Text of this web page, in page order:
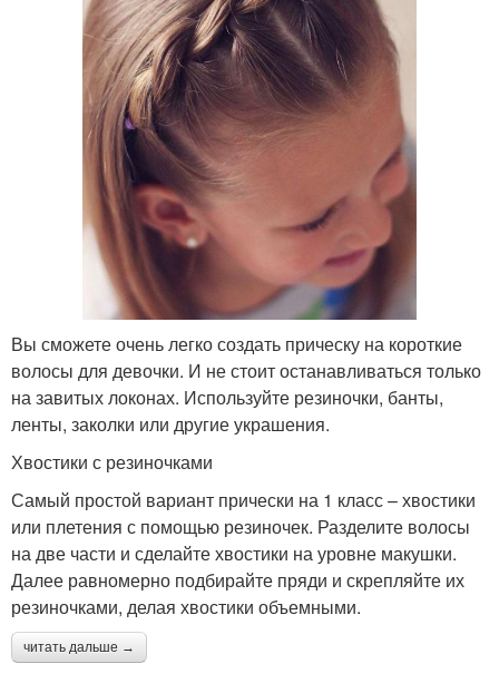
Вы сможете очень легко создать прическу на короткие
волосы для девочки. И не стоит останавливаться только
на завитых локонах. Используйте резиночки, банты,
ленты, заколки или другие украшения.
Хвостики с резиночками
Самый простой вариант прически на 1 класс – хвостики
или плетения с помощью резиночек. Разделите волосы
на две части и сделайте хвостики на уровне макушки.
Далее равномерно подбирайте пряди и скрепляйте их
резиночками, делая хвостики объемными.
читать дальше →